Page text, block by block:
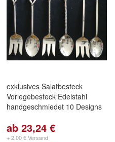
exklusives Salatbesteck
Vorlegebesteck Edelstahl
handgeschmiedet 10 Designs
ab 23,24 €
+ 2,00 € Versand